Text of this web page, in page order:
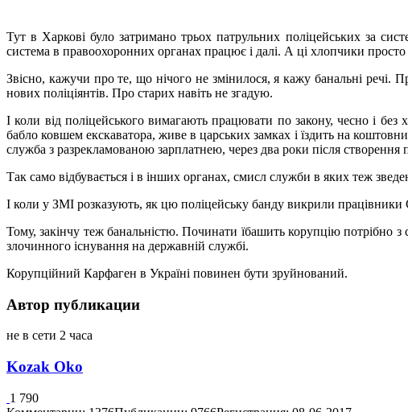
Тут в Харкові було затримано трьох патрульних поліцейських за
система в правоохоронних органах працює і далі. А ці хлопчики просто
Звісно, кажучи про те, що нічого не змінилося, я кажу банальні речі.
нових поліціянтів. Про старих навіть не згадую.
І коли від поліцейського вимагають працювати по закону, чесно і без
бабло ковшем екскаватора, живе в царських замках і їздить на
служба з разрекламованою зарплатнею, через два роки після створення
Так само відбувається і в інших органах, смисл служби в яких теж
І коли у ЗМІ розказують, як цю поліцейську банду викрили
Тому, закінчу теж банальністю. Починати їбашить корупцію потрібно
злочинного існування на державній службі.
Корупційний Карфаген в Україні повинен бути зруйнований.
Автор публикации
не в сети 2 часа
Kozak Oko
1 790